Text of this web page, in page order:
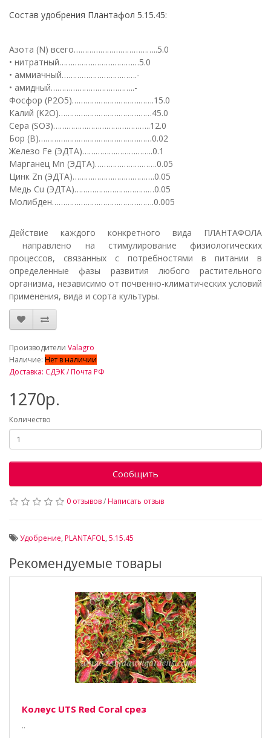
Состав удобрения Плантафол 5.15.45:
Азота (N) всего………………………………..5.0
• нитратный………………………………5.0
• аммиачный…………………………….-
• амидный………………………………..-
Фосфор (P2O5)……………………………….15.0
Калий (K2O)……………………………………45.0
Сера (SO3)……………………………………..12.0
Бор (B)……………………………………………0.02
Железо Fe (ЭДТА)…………………………..0.1
Марганец Mn (ЭДТА)……………………….0.05
Цинк Zn (ЭДТА)……………………………….0.05
Медь Cu (ЭДТА)………………………………0.05
Молибден……………………………………….0.005
Действие каждого конкретного вида ПЛАНТАФОЛА
направлено на стимулирование физиологических
процессов, связанных с потребностями в питании в
определенные фазы развития любого растительного
организма, независимо от почвенно-климатических условий
применения, вида и сорта культуры.
Производители Valagro
Наличие: Нет в наличии
Доставка: СДЭК / Почта РФ
1270р.
Количество
Сообщить
0 отзывов/Написать отзыв
Удобрение, PLANTAFOL, 5.15.45
Рекомендуемые товары
Колеус UTS Red Coral срез
..